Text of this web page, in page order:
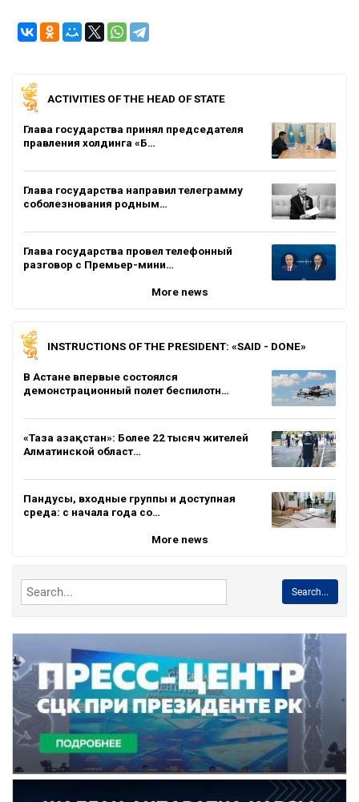
ACTIVITIES OF THE HEAD OF STATE
Глава государства принял председателя
правления холдинга «Б…
Глава государства направил телеграмму
соболезнования родным…
Глава государства провел телефонный
разговор с Премьер-мини…
More news
INSTRUCTIONS OF THE PRESIDENT: «SAID - DONE»
В Астане впервые состоялся
демонстрационный полет беспилотн…
«Таза Қазақстан»: Более 22 тысяч жителей
Алматинской област…
Пандусы, входные группы и доступная
среда: с начала года со…
More news
Search...